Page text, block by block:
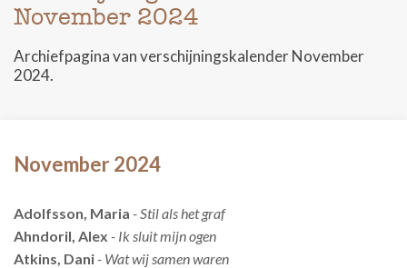
November 2024
Archiefpagina van verschijningskalender November
2024.
November 2024
Adolfsson, Maria - Stil als het graf
Ahndoril, Alex - Ik sluit mijn ogen
Atkins, Dani - Wat wij samen waren